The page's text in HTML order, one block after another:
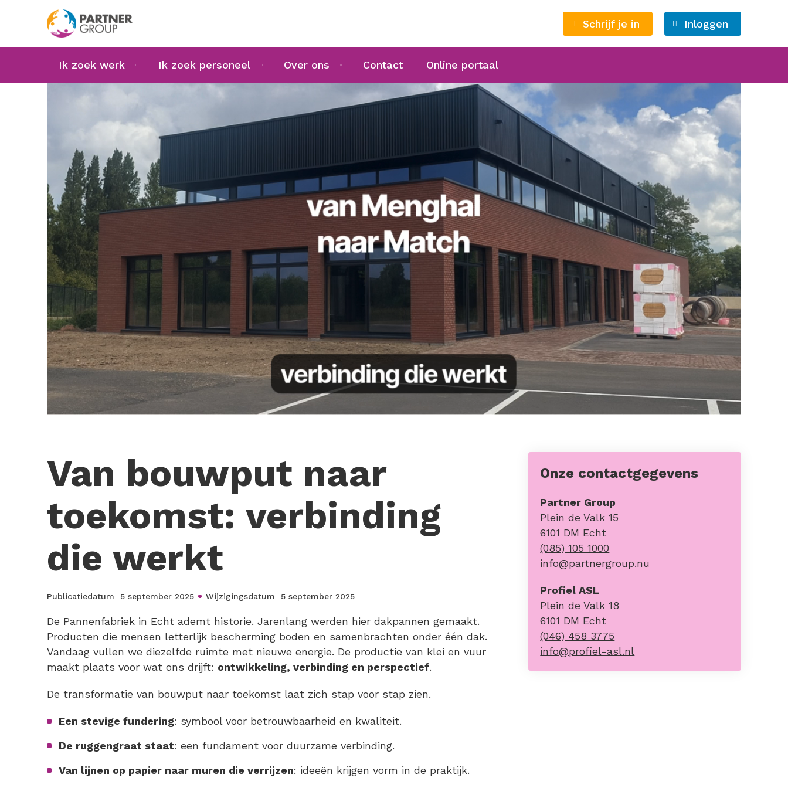
Schrijf je in Inloggen
Ik zoek werk Ik zoek personeel Over ons Contact Online portaal
Van bouwput naar
toekomst: verbinding
die werkt
Publicatiedatum 5 september 2025 Wijzigingsdatum 5 september 2025
De Pannenfabriek in Echt ademt historie. Jarenlang werden hier dakpannen gemaakt.
Producten die mensen letterlijk bescherming boden en samenbrachten onder één dak.
Vandaag vullen we diezelfde ruimte met nieuwe energie. De productie van klei en vuur
maakt plaats voor wat ons drijft: ontwikkeling, verbinding en perspectief.
De transformatie van bouwput naar toekomst laat zich stap voor stap zien.
Een stevige fundering: symbool voor betrouwbaarheid en kwaliteit.
De ruggengraat staat: een fundament voor duurzame verbinding.
Van lijnen op papier naar muren die verrijzen: ideeën krijgen vorm in de praktijk.
Onze contactgegevens
Partner Group
Plein de Valk 15
6101 DM Echt
(085) 105 1000
info@partnergroup.nu
Profiel ASL
Plein de Valk 18
6101 DM Echt
(046) 458 3775
info@profiel-asl.nl